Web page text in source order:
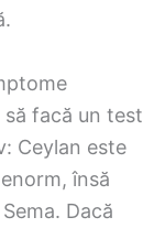
să facă un test
Ceylan este
însă
Dacă